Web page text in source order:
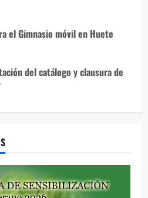
el Gimnasio móvil en Huete
del catálogo y clausura de